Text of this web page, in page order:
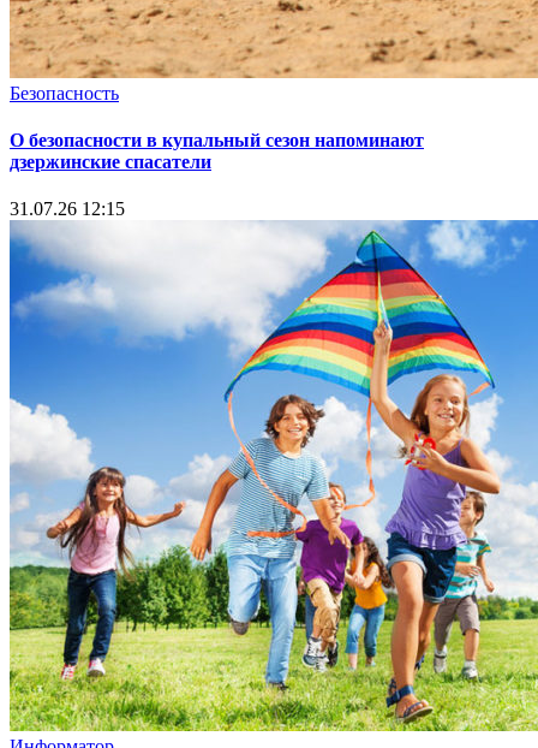
Безопасность
О безопасности в купальный сезон напоминают
дзержинские спасатели
31.07.26 12:15